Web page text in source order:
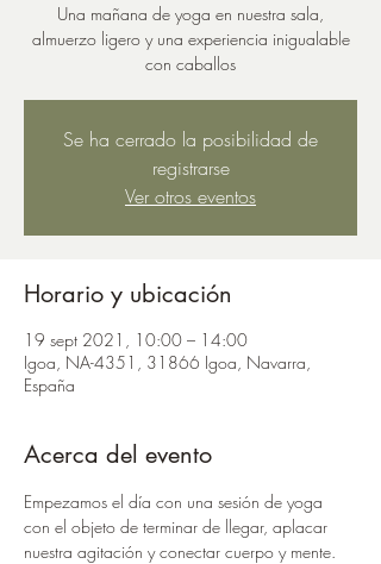
Una mañana de yoga en nuestra sala,
almuerzo ligero y una experiencia inigualable
con caballos
Se ha cerrado la posibilidad de
registrarse
Ver otros eventos
Horario y ubicación
19 sept 2021, 10:00 – 14:00
Igoa, NA-4351, 31866 Igoa, Navarra,
España
Acerca del evento
Empezamos el día con una sesión de yoga
con el objeto de terminar de llegar, aplacar
nuestra agitación y conectar cuerpo y mente.